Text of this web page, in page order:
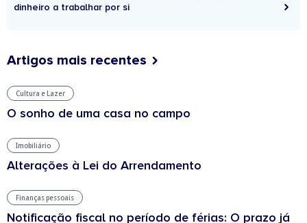
dinheiro a trabalhar por si
Artigos mais recentes
Cultura e Lazer
O sonho de uma casa no campo
Imobiliário
Alterações à Lei do Arrendamento
Finanças pessoais
Notificação fiscal no período de férias: O prazo já